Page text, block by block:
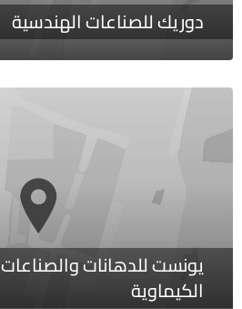
دوريك للصناعات الهندسية
يونست للدهانات والصناعات
الكيماوية